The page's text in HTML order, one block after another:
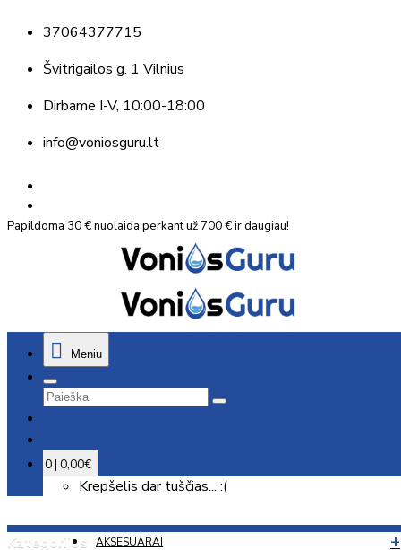
37064377715
Švitrigailos g. 1 Vilnius
Dirbame I-V, 10:00-18:00
info@voniosguru.lt
Papildoma 30 € nuolaida perkant už 700 € ir daugiau!
Meniu
0 | 0,00€
Krepšelis dar tuščias... :(
Kategorijos AKSESUARAI